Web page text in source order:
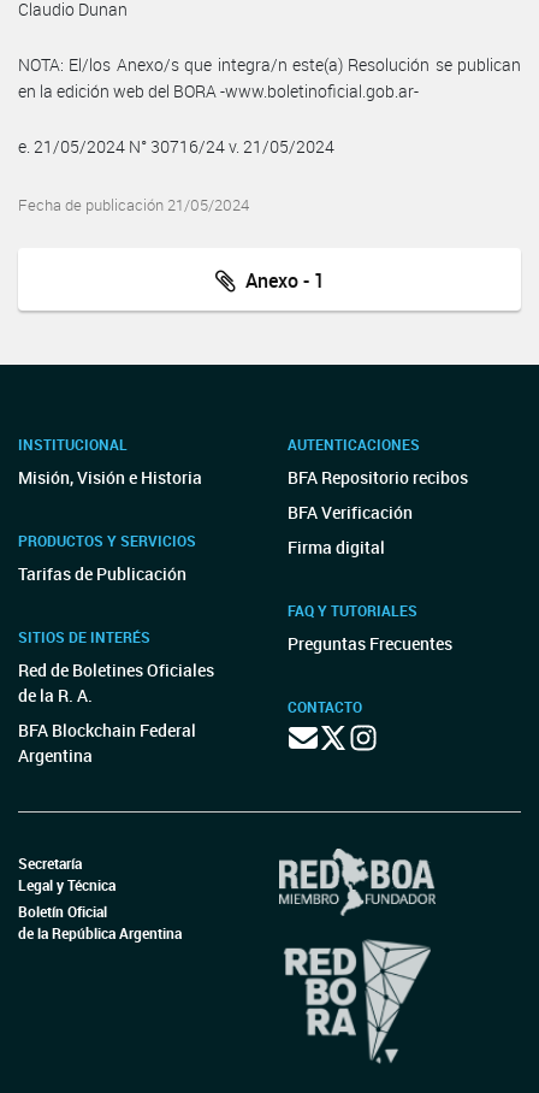
Claudio Dunan
NOTA: El/los Anexo/s que integra/n este(a) Resolución se publican
en la edición web del BORA -www.boletinoficial.gob.ar-
e. 21/05/2024 N° 30716/24 v. 21/05/2024
Fecha de publicación 21/05/2024
Anexo - 1
INSTITUCIONAL
Misión, Visión e Historia
PRODUCTOS Y SERVICIOS
Tarifas de Publicación
SITIOS DE INTERÉS
Red de Boletines Oficiales
de la R. A.
BFA Blockchain Federal
Argentina
AUTENTICACIONES
BFA Repositorio recibos
BFA Verificación
Firma digital
FAQ Y TUTORIALES
Preguntas Frecuentes
CONTACTO
Secretaría
Legal y Técnica
Boletín Oficial
de la República Argentina